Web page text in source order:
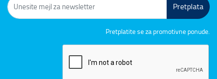
Pretplata
Pretplatite se za promotivne ponude.